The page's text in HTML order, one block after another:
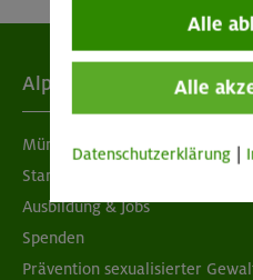
Alpenverein
München & Oberland
Standorte
Ausbildung & Jobs
Spenden
Prävention sexualisierter
Alle
Alle
Datenschutzerklärung